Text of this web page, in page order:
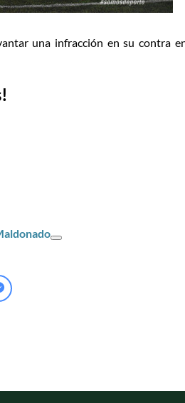
una infracción en su contra